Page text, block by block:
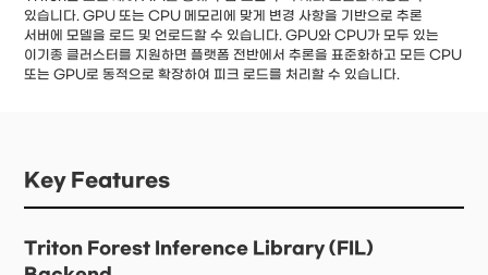
있습니다. GPU 또는 CPU 메모리에 맞게 변경 사항을 기반으로 추론
서버에 모델을 로드 및 언로드할 수 있습니다. GPU와 CPU가 모두 있는
이기종 클러스터를 지원하면 플랫폼 전반에서 추론을 표준화하고 모든 CPU
또는 GPU로 동적으로 확장하여 피크 로드를 처리할 수 있습니다.
Key Features
Triton Forest Inference Library (FIL)